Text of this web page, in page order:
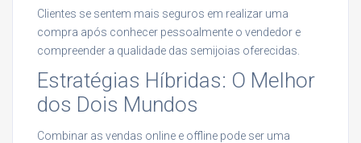
Clientes se sentem mais seguros em realizar uma
compra após conhecer pessoalmente o vendedor e
compreender a qualidade das semijoias oferecidas.
Estratégias Híbridas: O Melhor
dos Dois Mundos
Combinar as vendas online e offline pode ser uma